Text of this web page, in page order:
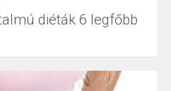
diéták 6 legfőbb